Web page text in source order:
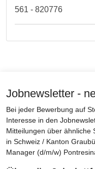
561 - 820776
Jobnewsletter -
Bei jeder Bewerbung auf
Interesse in den
Mitteilungen über ähnliche
in Schweiz / Kanton
Manager (d/m/w)